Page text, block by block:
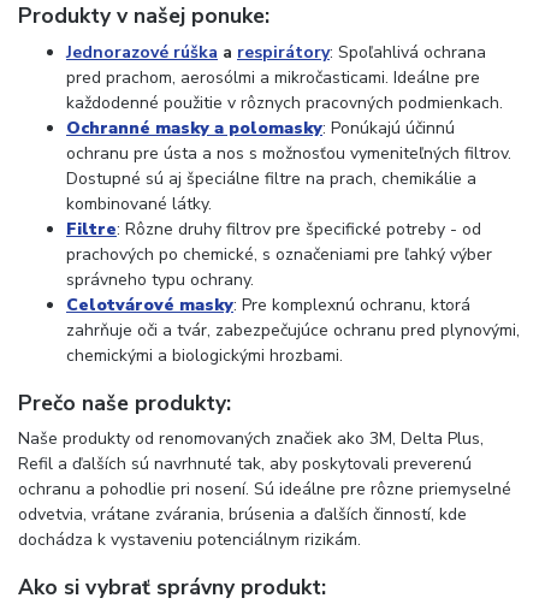
Produkty v našej ponuke:
Jednorazové rúška a respirátory: Spoľahlivá ochrana
pred prachom, aerosólmi a mikročasticami. Ideálne pre
každodenné použitie v rôznych pracovných podmienkach.
Ochranné masky a polomasky: Ponúkajú účinnú
ochranu pre ústa a nos s možnosťou vymeniteľných filtrov.
Dostupné sú aj špeciálne filtre na prach, chemikálie a
kombinované látky.
Filtre: Rôzne druhy filtrov pre špecifické potreby - od
prachových po chemické, s označeniami pre ľahký výber
správneho typu ochrany.
Celotvárové masky: Pre komplexnú ochranu, ktorá
zahrňuje oči a tvár, zabezpečujúce ochranu pred plynovými,
chemickými a biologickými hrozbami.
Prečo naše produkty:
Naše produkty od renomovaných značiek ako 3M, Delta Plus,
Refil a ďalších sú navrhnuté tak, aby poskytovali preverenú
ochranu a pohodlie pri nosení. Sú ideálne pre rôzne priemyselné
odvetvia, vrátane zvárania, brúsenia a ďalších činností, kde
dochádza k vystaveniu potenciálnym rizikám.
Ako si vybrať správny produkt: